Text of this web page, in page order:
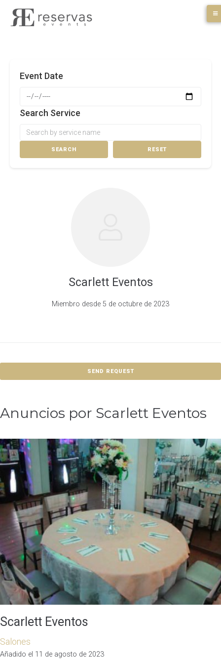
Event Date
Search Service
SEARCH RESET
Scarlett Eventos
Miembro desde 5 de octubre de 2023
SEND REQUEST
Anuncios por Scarlett Eventos
Scarlett Eventos
Salones
Añadido el 11 de agosto de 2023